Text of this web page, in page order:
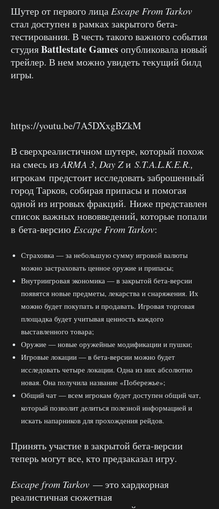
Шутер от первого лица Escape From Tarkov
стал доступен в рамках закрытого бета-
тестирования. В честь такого важного события
студияBattlestate Gamesопубликовала новый
трейлер. В нем можно увидеть текущий билд
игры.
https://youtu.be/7A5DXxgBZkM
В сверхреалистичном шутере, который похож
на смесь изARMA 3, Day Zи S.T.A.L.K.E.R.,
игрокам предстоит исследовать заброшенный
город Тарков, собирая припасы и помогая
одной из игровых фракций. Ниже представлен
список важных нововведений, которые попали
в бета-версию Escape From Tarkov:
Страховка — за небольшую сумму игровой валюты
можно застраховать ценное оружие и припасы;
Внутриигровая экономика — в закрытой бета-версии
появятся новые предметы, лекарства и снаряжения. Их
можно будет покупать и продавать. Игровая торговая
площадка будет учитывая ценность каждого
выставленного товара;
Оружие — новые оружейные модификации и пушки;
Игровые локации — в бета-версии можно будет
исследовать четыре локации. Одна из них абсолютно
новая. Она получила название «Побережье»;
Общий чат — всем игрокам будет доступен общий чат,
который позволит делиться полезной информацией и
искать напарников для прохождения рейдов.
Принять участие в закрытой бета-версии
теперь могут все, кто предзаказал игру.
Escape from Tarkov — это хардкорная
реалистичная сюжетная